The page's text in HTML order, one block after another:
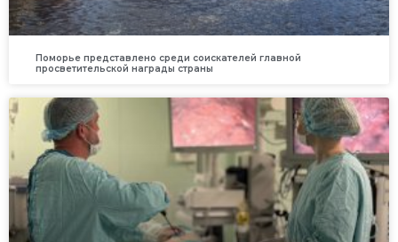
Поморье представлено среди соискателей главной
просветительской награды страны